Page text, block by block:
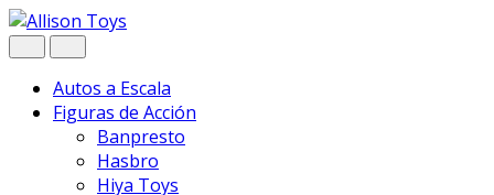
Navegar
Ir
al
Autos a Escala
Figuras de Acción
Banpresto
Hasbro
Hiya Toys